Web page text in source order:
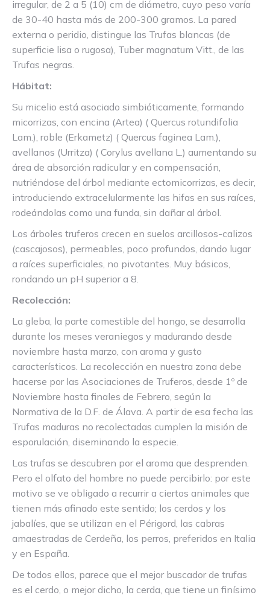
irregular, de 2 a 5 (10) cm de diámetro, cuyo peso varía
de 30-40 hasta más de 200-300 gramos. La pared
externa o peridio, distingue las Trufas blancas (de
superficie lisa o rugosa), Tuber magnatum Vitt., de las
Trufas negras.
Hábitat:
Su micelio está asociado simbióticamente, formando
micorrizas, con encina (Artea) ( Quercus rotundifolia
Lam.), roble (Erkametz) ( Quercus faginea Lam.),
avellanos (Urritza) ( Corylus avellana L.) aumentando su
área de absorción radicular y en compensación,
nutriéndose del árbol mediante ectomicorrizas, es decir,
introduciendo extracelularmente las hifas en sus raíces,
rodeándolas como una funda, sin dañar al árbol.
Los árboles truferos crecen en suelos arcillosos-calizos
(cascajosos), permeables, poco profundos, dando lugar
a raíces superficiales, no pivotantes. Muy básicos,
rondando un pH superior a 8.
Recolección:
La gleba, la parte comestible del hongo, se desarrolla
durante los meses veraniegos y madurando desde
noviembre hasta marzo, con aroma y gusto
característicos. La recolección en nuestra zona debe
hacerse por las Asociaciones de Truferos, desde 1º de
Noviembre hasta finales de Febrero, según la
Normativa de la D.F. de Álava. A partir de esa fecha las
Trufas maduras no recolectadas cumplen la misión de
esporulación, diseminando la especie.
Las trufas se descubren por el aroma que desprenden.
Pero el olfato del hombre no puede percibirlo: por este
motivo se ve obligado a recurrir a ciertos animales que
tienen más afinado este sentido; los cerdos y los
jabalíes, que se utilizan en el Périgord, las cabras
amaestradas de Cerdeña, los perros, preferidos en Italia
y en España.
De todos ellos, parece que el mejor buscador de trufas
es el cerdo, o mejor dicho, la cerda, que tiene un finísimo